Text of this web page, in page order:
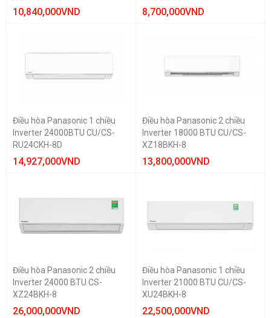
10,840,000VND 8,700,000VND
Điều hòa Panasonic 1 chiều
Inverter 24000BTU CU/CS-
RU24CKH-8D
14,927,000VND
Điều hòa Panasonic 2 chiều
Inverter 18000 BTU CU/CS-
XZ18BKH-8
13,800,000VND
Điều hòa Panasonic 2 chiều
Inverter 24000 BTU CS-
XZ24BKH-8
26,000,000VND
Điều hòa Panasonic 1 chiều
Inverter 21000 BTU CU/CS-
XU24BKH-8
22,500,000VND